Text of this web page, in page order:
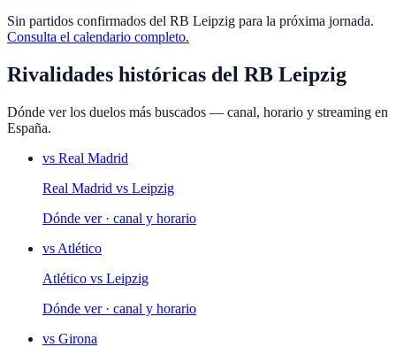
Sin partidos confirmados del RB Leipzig para la próxima jornada.
Consulta el calendario completo.
Rivalidades históricas del RB Leipzig
Dónde ver los duelos más buscados — canal, horario y streaming en
España.
vs Real Madrid
Real Madrid vs Leipzig
Dónde ver · canal y horario
vs Atlético
Atlético vs Leipzig
Dónde ver · canal y horario
vs Girona